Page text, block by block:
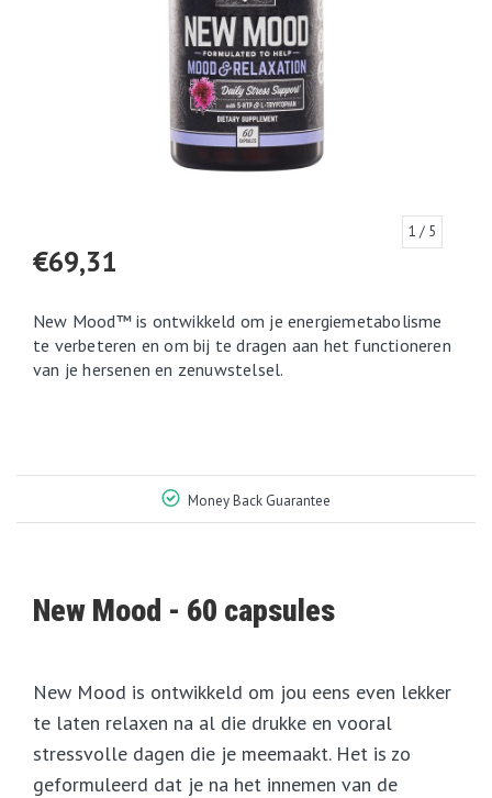
1 / 5
€69,31
New Mood™ is ontwikkeld om je energiemetabolisme
te verbeteren en om bij te dragen aan het functioneren
van je hersenen en zenuwstelsel.
Money Back Guarantee
New Mood - 60 capsules
New Mood is ontwikkeld om jou eens even lekker
te laten relaxen na al die drukke en vooral
stressvolle dagen die je meemaakt. Het is zo
geformuleerd dat je na het innemen van de